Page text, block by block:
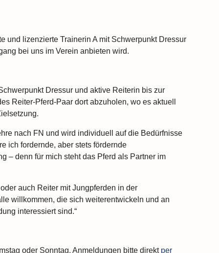
und lizenzierte Trainerin A mit Schwerpunkt Dressur
bei uns im Verein anbieten wird.
Dressur und aktive Reiterin bis zur
Reiter-Pferd-Paar dort abzuholen, wo es aktuell
nach FN und wird individuell auf die Bedürfnisse
ich fordernde, aber stets fördernde
– denn für mich steht das Pferd als Partner im
auch Reiter mit Jungpferden in der
willkommen, die sich weiterentwickeln und an
interessiert sind.“
oder Sonntag. Anmeldungen bitte direkt per